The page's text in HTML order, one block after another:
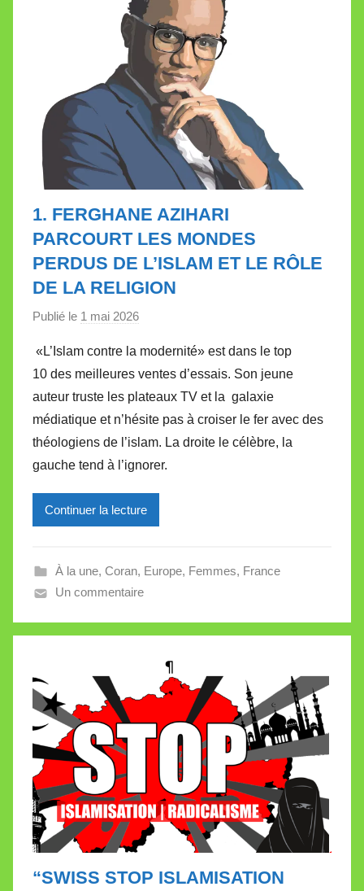
t
e
1. FERGHANE AZIHARI
PARCOURT LES MONDES
PERDUS DE L’ISLAM ET LE RÔLE
DE LA RELIGION
Publié le 1 mai 2026
r
M
i
r
e
i
l
e
a
l
e
e
«L’Islam contre la modernité» est dans le top
10 des meilleures ventes d’essais. Son jeune
auteur truste les plateaux TV et la galaxie
médiatique et n’hésite pas à croiser le fer avec des
théologiens de l’islam. La droite le célèbre, la
gauche tend à l’ignorer.
Continuer la lecture
À la une, Coran, Europe, Femmes, France
Un commentaire
“SWISS STOP ISLAMISATION